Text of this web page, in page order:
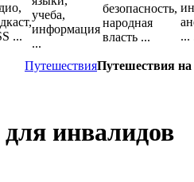
ПутешествияПутешествия на
инвалидов